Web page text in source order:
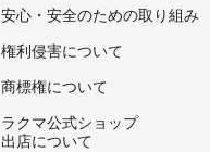
安心・安全のための取り組み
権利侵害について
商標権について
ラクマ公式ショップ
出店について